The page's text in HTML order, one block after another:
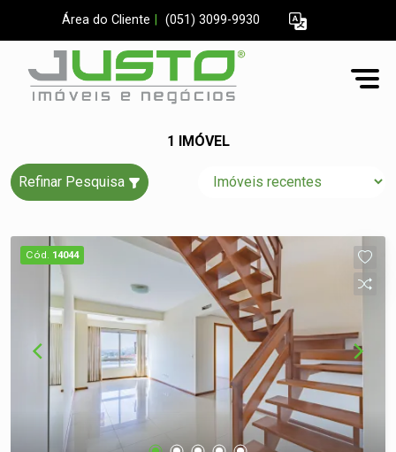
Área do Cliente (051) 3099-9930
1 IMÓVEL
Refinar Pesquisa
Cód. 14044